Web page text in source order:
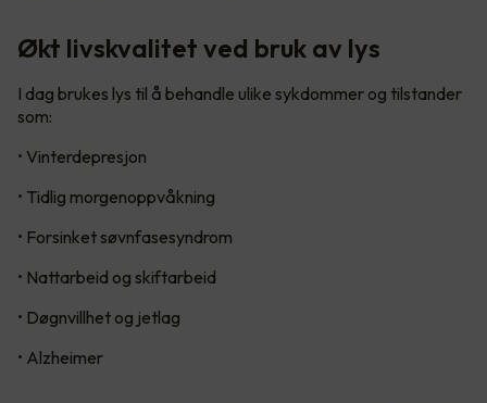
Økt livskvalitet ved bruk av lys
I dag brukes lys til å behandle ulike sykdommer og tilstander
som:
• Vinterdepresjon
• Tidlig morgenoppvåkning
• Forsinket søvnfasesyndrom
• Nattarbeid og skiftarbeid
• Døgnvillhet og jetlag
• Alzheimer